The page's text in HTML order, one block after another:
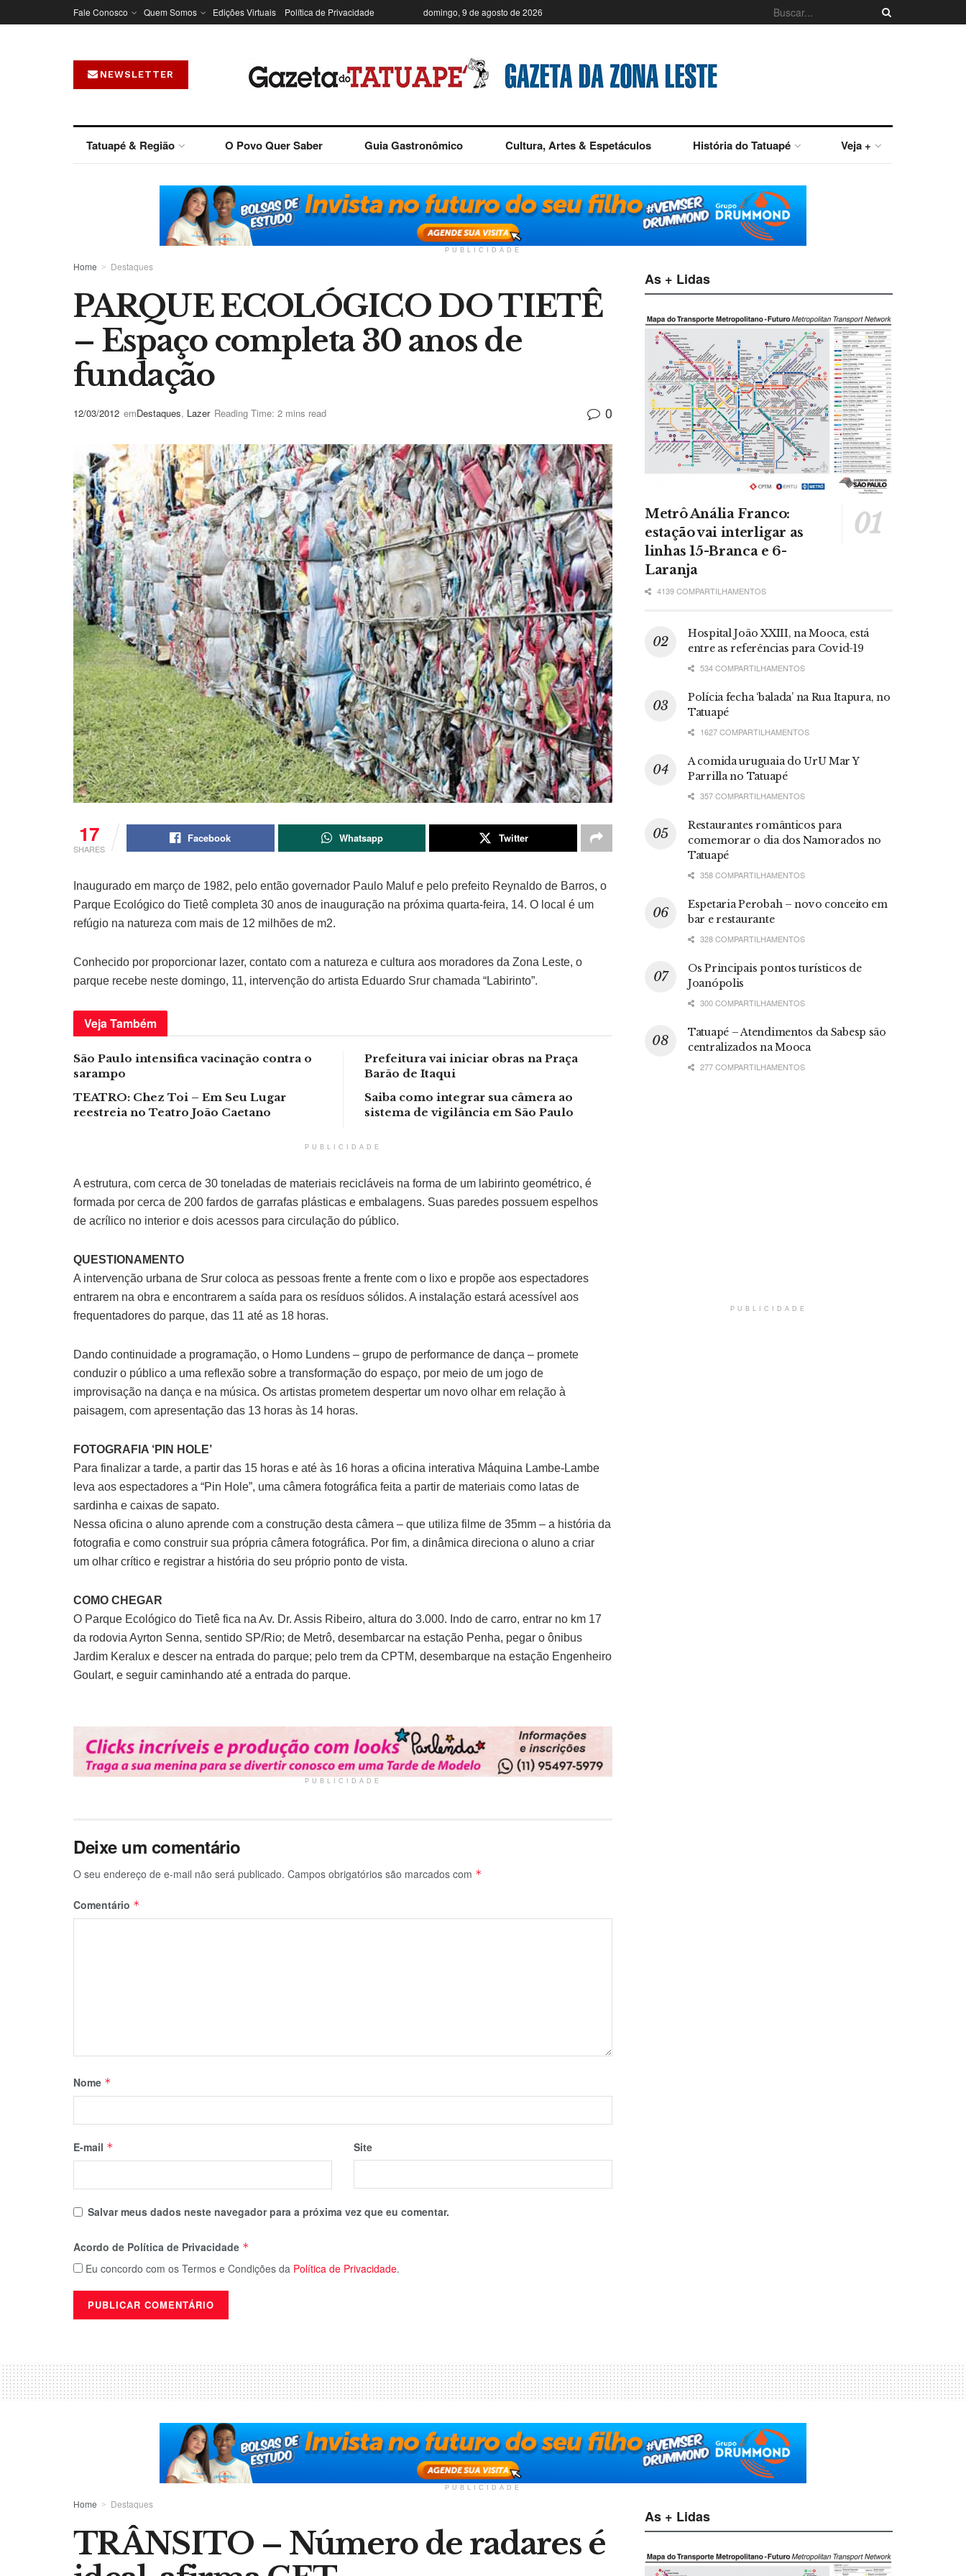
Fale Conosco Quem Somos Edições Virtuais Política de Privacidade domingo, 9 de agosto de 2026
NEWSLETTER
Tatuapé & Região O Povo Quer Saber Guia Gastronômico Cultura, Artes & Espetáculos História do Tatuapé Veja +
PUBLICIDADE
Home Destaques
PARQUE ECOLÓGICO DO TIETÊ
– Espaço completa 30 anos de
fundação
12/03/2012 emDestaques, Lazer Reading Time: 2 mins read 0
17
SHARES
Facebook Whatsapp Twitter
Inaugurado em março de 1982, pelo então governador Paulo Maluf e pelo prefeito Reynaldo de Barros, o
Parque Ecológico do Tietê completa 30 anos de inauguração na próxima quarta-feira, 14. O local é um
refúgio na natureza com mais de 12 milhões de m2.
Conhecido por proporcionar lazer, contato com a natureza e cultura aos moradores da Zona Leste, o
parque recebe neste domingo, 11, intervenção do artista Eduardo Srur chamada “Labirinto”.
VejaTambém
São Paulo intensifica vacinação contra o
sarampo
TEATRO: Chez Toi – Em Seu Lugar
reestreia no Teatro João Caetano
Prefeitura vai iniciar obras na Praça
Barão de Itaqui
Saiba como integrar sua câmera ao
sistema de vigilância em São Paulo
PUBLICIDADE
A estrutura, com cerca de 30 toneladas de materiais recicláveis na forma de um labirinto geométrico, é
formada por cerca de 200 fardos de garrafas plásticas e embalagens. Suas paredes possuem espelhos
de acrílico no interior e dois acessos para circulação do público.
QUESTIONAMENTO
A intervenção urbana de Srur coloca as pessoas frente a frente com o lixo e propõe aos espectadores
entrarem na obra e encontrarem a saída para os resíduos sólidos. A instalação estará acessível aos
frequentadores do parque, das 11 até as 18 horas.
Dando continuidade a programação, o Homo Lundens – grupo de performance de dança – promete
conduzir o público a uma reflexão sobre a transformação do espaço, por meio de um jogo de
improvisação na dança e na música. Os artistas prometem despertar um novo olhar em relação à
paisagem, com apresentação das 13 horas às 14 horas.
FOTOGRAFIA ‘PIN HOLE’
Para finalizar a tarde, a partir das 15 horas e até às 16 horas a oficina interativa Máquina Lambe-Lambe
leva aos espectadores a “Pin Hole”, uma câmera fotográfica feita a partir de materiais como latas de
sardinha e caixas de sapato.
Nessa oficina o aluno aprende com a construção desta câmera – que utiliza filme de 35mm – a história da
fotografia e como construir sua própria câmera fotográfica. Por fim, a dinâmica direciona o aluno a criar
um olhar crítico e registrar a história do seu próprio ponto de vista.
COMO CHEGAR
O Parque Ecológico do Tietê fica na Av. Dr. Assis Ribeiro, altura do 3.000. Indo de carro, entrar no km 17
da rodovia Ayrton Senna, sentido SP/Rio; de Metrô, desembarcar na estação Penha, pegar o ônibus
Jardim Keralux e descer na entrada do parque; pelo trem da CPTM, desembarque na estação Engenheiro
Goulart, e seguir caminhando até a entrada do parque.
PUBLICIDADE
Deixe um comentário
O seu endereço de e-mail não será publicado. Campos obrigatórios são marcados com *
Comentário *
Nome *
E-mail * Site
Salvar meus dados neste navegador para a próxima vez que eu comentar.
Acordo de Política de Privacidade *
Eu concordo com os Termos e Condições da Política de Privacidade.
As + Lidas
Metrô Anália Franco:
estação vai interligar as
linhas 15-Branca e 6-
Laranja
4139 COMPARTILHAMENTOS
Hospital João XXIII, na Mooca, está
entre as referências para Covid-19
534 COMPARTILHAMENTOS
Polícia fecha ‘balada’ na Rua Itapura, no
Tatuapé
1627 COMPARTILHAMENTOS
A comida uruguaia do UrU Mar Y
Parrilla no Tatuapé
357 COMPARTILHAMENTOS
Restaurantes românticos para
comemorar o dia dos Namorados no
Tatuapé
358 COMPARTILHAMENTOS
Espetaria Perobah – novo conceito em
bar e restaurante
328 COMPARTILHAMENTOS
Os Principais pontos turísticos de
Joanópolis
300 COMPARTILHAMENTOS
Tatuapé – Atendimentos da Sabesp são
centralizados na Mooca
277 COMPARTILHAMENTOS
PUBLICIDADE
PUBLICIDADE
Home Destaques
TRÂNSITO – Número de radares é
As + Lidas